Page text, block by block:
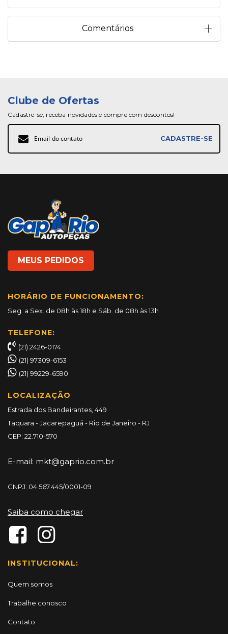
Comentários
Clube de Ofertas
Cadastre-se, receba novidades e compre com descontos!
Inscreva-
na
Newsletter:
CADASTRE-SE
MEUS PEDIDOS
HORÁRIO DE FUNCIONAMENTO:
Seg. a Sex. de 08h às 18h e Sáb. de 08h às 13h
TELEFONE:
(21) 2426-0174
(21) 97309-6153
(21) 99229-6590
LOCALIZAÇÃO
Estrada dos Bandeirantes, 449
Taquara - Jacarepaguá - Rio de Janeiro - RJ
CEP: 22.710-570
E-mail: mkt@gaprio.com.br
CNPJ: 04.567.445/0001-09
Saiba como chegar
INSTITUCIONAL:
Quem somos
Trabalhe conosco
Contato